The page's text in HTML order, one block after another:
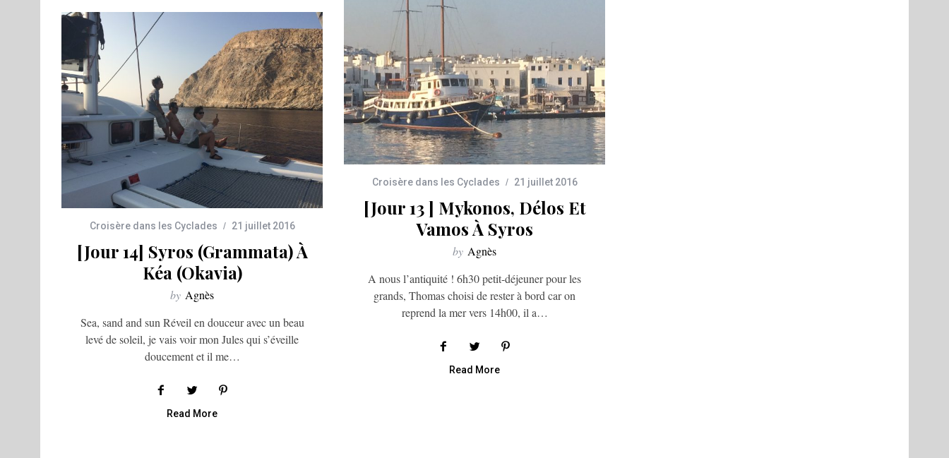
Croisère dans les Cyclades 21 juillet 2016
[Jour 13 ] Mykonos, Délos Et
Vamos À Syros
by Agnès
A nous l’antiquité ! 6h30 petit-déjeuner pour les
grands, Thomas choisi de rester à bord car on
reprend la mer vers 14h00, il a…
Read More
Croisère dans les Cyclades 21 juillet 2016
[Jour 14] Syros (Grammata) À
Kéa (Okavia)
by Agnès
Sea, sand and sun Réveil en douceur avec un beau
levé de soleil, je vais voir mon Jules qui s’éveille
doucement et il me…
Read More